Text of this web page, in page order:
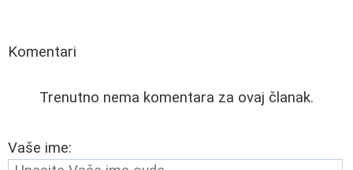
Komentari
Trenutno nema komentara za ovaj članak.
Vaše ime: